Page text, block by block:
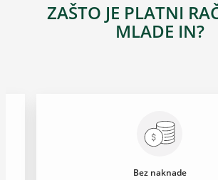
ZAŠTO JE PLATNI
MLADE IN?
Bez naknade